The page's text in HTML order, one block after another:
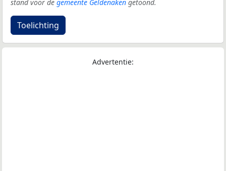
stand voor de gemeente Geldenaken getoond.
Toelichting
Advertentie: